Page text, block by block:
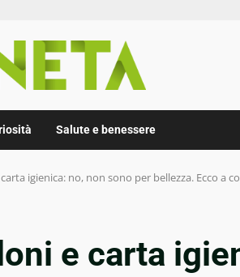
Salute e benessere
igienica: no, non sono per bellezza. Ecco a
e carta